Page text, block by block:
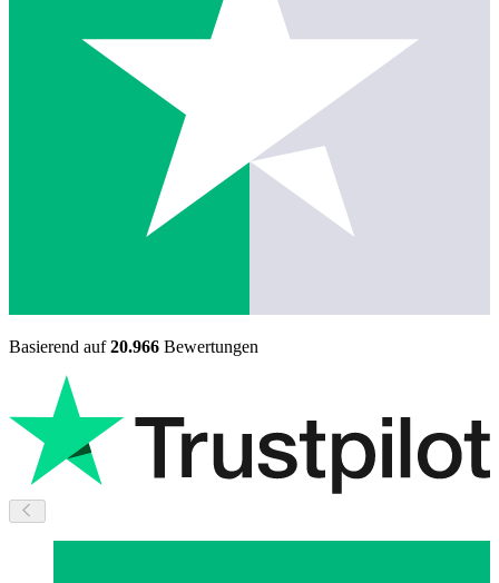
Basierend auf20.966 Bewertungen